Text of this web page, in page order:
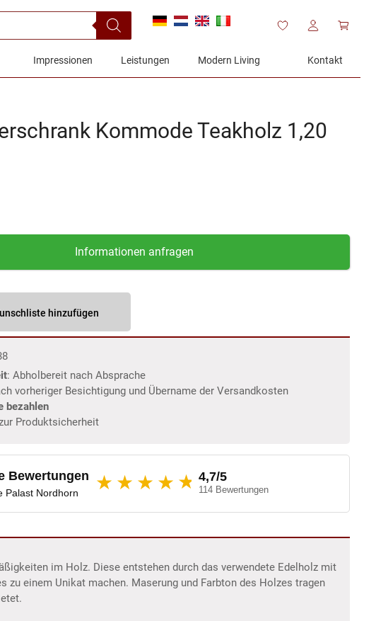
Impressionen Leistungen Modern Living Kontakt
Kommode Teakholz 1,20
Informationen anfragen
hinzufügen
: Abholbereit nach Absprache
vorheriger Besichtigung und Übername der Versandkosten
bezahlen
Produktsicherheit
Bewertungen
Palast Nordhorn ★★★★ ★ 4,7/5
114 Bewertungen
im Holz. Diese entstehen durch das verwendete Edelholz mit
zu einem Unikat machen. Maserung und Farbton des Holzes tragen